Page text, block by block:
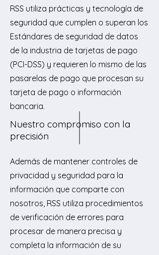
RSS utiliza prácticas y tecnología de
seguridad que cumplen o superan los
Estándares de seguridad de datos
de la industria de tarjetas de pago
(PCI-DSS) y requieren lo mismo de las
pasarelas de pago que procesan su
tarjeta de pago o información
bancaria.
Nuestro compromiso con la
precisión
Además de mantener controles de
privacidad y seguridad para la
información que comparte con
nosotros, RSS utiliza procedimientos
de verificación de errores para
procesar de manera precisa y
completa la información de su